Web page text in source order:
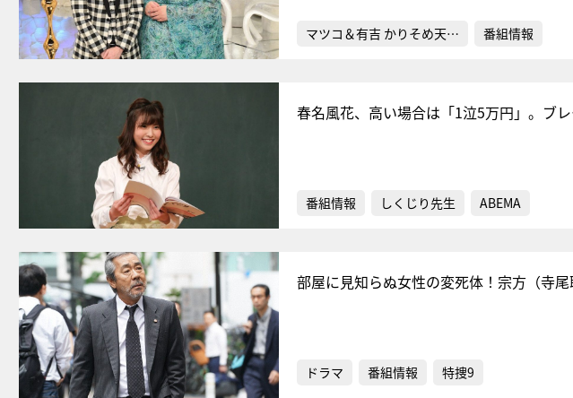
マツコ＆有吉 かりそめ天… 番組情報
春名風花、高い場合は「1泣5万円」。ブ
番組情報 しくじり先生 ABEMA
部屋に見知らぬ女性の変死体！宗方（寺
ドラマ 番組情報 特捜9